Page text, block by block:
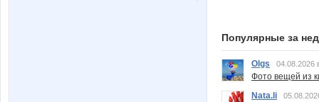
Популярные за
Olgs 04.08.2026
Фото вещей из
Nata.li